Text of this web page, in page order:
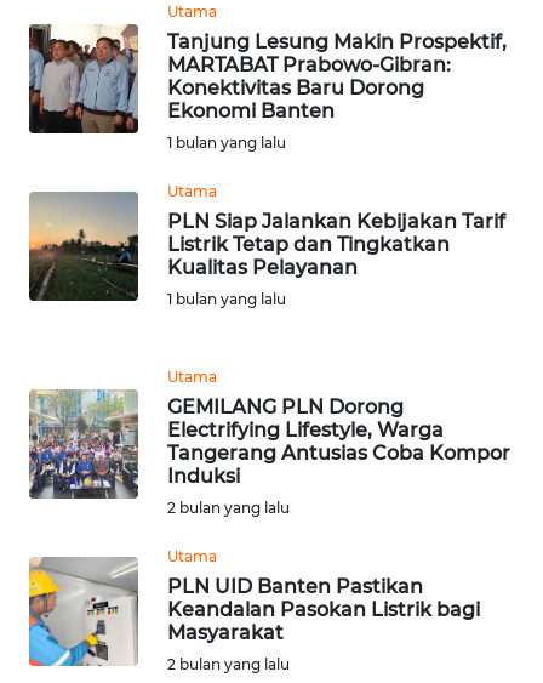
Utama
Tanjung Lesung Makin Prospektif,
MARTABAT Prabowo-Gibran:
Konektivitas Baru Dorong
Ekonomi Banten
1 bulan yang lalu
Utama
PLN Siap Jalankan Kebijakan Tarif
Listrik Tetap dan Tingkatkan
Kualitas Pelayanan
1 bulan yang lalu
Utama
GEMILANG PLN Dorong
Electrifying Lifestyle, Warga
Tangerang Antusias Coba Kompor
Induksi
2 bulan yang lalu
Utama
PLN UID Banten Pastikan
Keandalan Pasokan Listrik bagi
Masyarakat
2 bulan yang lalu
WN
KALTARA
KALSEL
WN
KALTIM
WN
GORONTALO
WN
MALUKU